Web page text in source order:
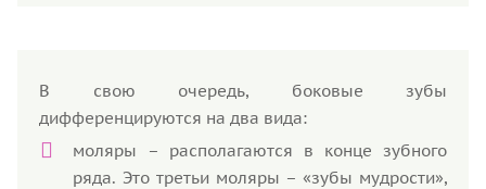
В свою очередь, боковые зубы
дифференцируются на два вида:
моляры – располагаются в конце зубного
ряда. Это третьи моляры – «зубы мудрости»,